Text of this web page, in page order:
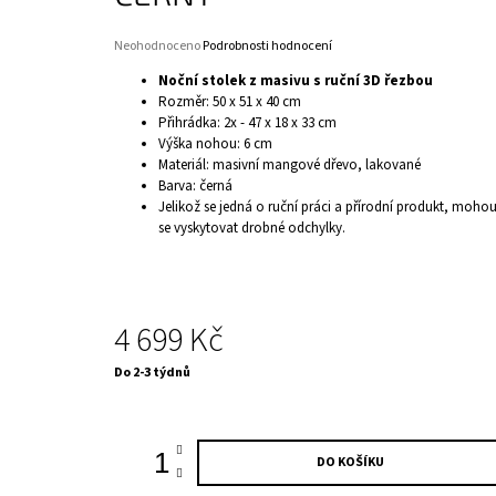
Průměrné
produktu
hvězdiček.
NeohodnocenoPodrobnosti hodnocení
Noční stolek z masivu s ruční 3D řezbou
Rozměr: 50 x 51 x 40 cm
Přihrádka: 2x - 47 x 18 x 33 cm
Výška nohou: 6 cm
Materiál: masivní mangové dřevo, lakované
Barva: černá
Jelikož se jedná o ruční práci a přírodní produkt, mohou
se vyskytovat drobné odchylky.
4 699 Kč
Měrná
Do 2-3 týdnů
DO KOŠÍKU